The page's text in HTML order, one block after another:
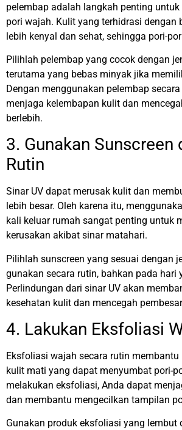
pelembap adalah langkah penting
pori wajah. Kulit yang terhidrasi dengan
lebih kenyal dan sehat, sehingga pori-
Pilihlah pelembap yang cocok dengan
terutama yang bebas minyak jika
Dengan menggunakan pelembap
menjaga kelembapan kulit dan
berlebih.
3. Gunakan Sunscreen
Rutin
Sinar UV dapat merusak kulit dan
lebih besar. Oleh karena itu,
kali keluar rumah sangat penting untuk
kerusakan akibat sinar matahari.
Pilihlah sunscreen yang sesuai dengan
gunakan secara rutin, bahkan pada hari
Perlindungan dari sinar UV akan
kesehatan kulit dan mencegah
4. Lakukan Eksfoliasi
Eksfoliasi wajah secara rutin membantu
kulit mati yang dapat menyumbat pori-
melakukan eksfoliasi, Anda dapat
dan membantu mengecilkan tampilan
Gunakan produk eksfoliasi yang lembut